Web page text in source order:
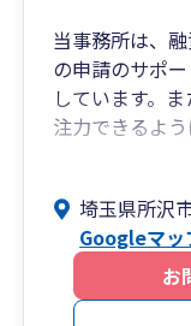
当事務所は、
の申請のサポ
しています。
注力できるよ
導入サポート
ご相談は初回
おりますので
電話番号：
ホームペー
埼玉県所沢
Googleマッ
お